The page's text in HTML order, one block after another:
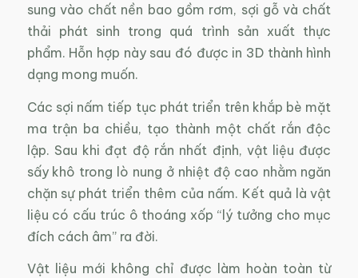
sung vào chất nền bao gồm rơm, sợi gỗ và chất
thải phát sinh trong quá trình sản xuất thực
phẩm. Hỗn hợp này sau đó được in 3D thành hình
dạng mong muốn.
Các sợi nấm tiếp tục phát triển trên khắp bè mặt
ma trận ba chiều, tạo thành một chất rắn độc
lập. Sau khi đạt độ rắn nhất định, vật liệu được
sấy khô trong lò nung ở nhiệt độ cao nhằm ngăn
chặn sự phát triển thêm của nấm. Kết quả là vật
liệu có cấu trúc ô thoáng xốp “lý tưởng cho mục
đích cách âm” ra đời.
Vật liệu mới không chỉ được làm hoàn toàn từ